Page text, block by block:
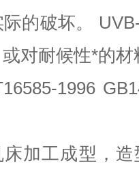
的破坏。
对耐候性*的
1996
加工成型，